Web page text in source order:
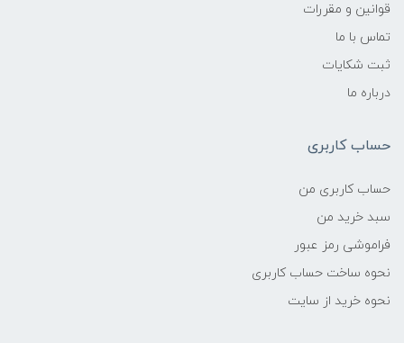
قوانین و مقررات
تماس با ما
ثبت شکایات
درباره ما
حساب کاربری
حساب کاربری من
سبد خرید من
فراموشی رمز عبور
نحوه ساخت حساب کاربری
نحوه خرید از سایت